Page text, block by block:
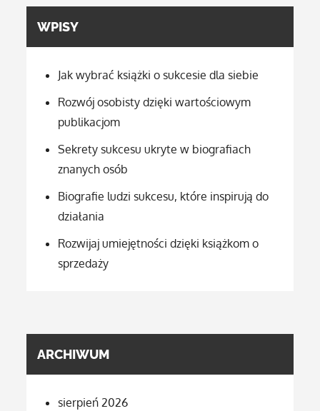
WPISY
Jak wybrać książki o sukcesie dla siebie
Rozwój osobisty dzięki wartościowym
publikacjom
Sekrety sukcesu ukryte w biografiach
znanych osób
Biografie ludzi sukcesu, które inspirują do
działania
Rozwijaj umiejętności dzięki książkom o
sprzedaży
ARCHIWUM
sierpień 2026